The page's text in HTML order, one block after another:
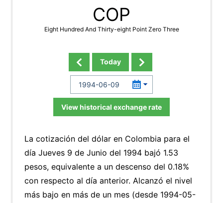
COP
Eight Hundred And Thirty-eight Point Zero Three
Today
View historical exchange rate
La cotización del dólar en Colombia para el
día Jueves 9 de Junio del 1994 bajó 1.53
pesos, equivalente a un descenso del 0.18%
con respecto al día anterior. Alcanzó el nivel
más bajo en más de un mes (desde 1994-05-